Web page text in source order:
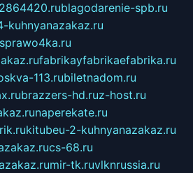
2864420.rublagodarenie-spb.ru
kuhnyanazakaz.ru
fabrikayfabrikaefabrika.ru
113.rubiletnadom.ru
brazzers-hd.ruz-host.ru
naperekate.ru
kitubeu-2-kuhnyanazakaz.ru
cs-68.ru
mir-tk.ruvlknrussia.ru